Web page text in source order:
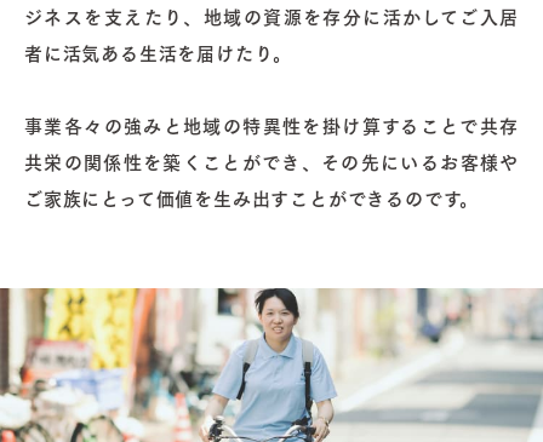
ジネスを支えたり、地域の資源を存分に活かしてご入居
者に活気ある生活を届けたり。
事業各々の強みと地域の特異性を掛け算することで共存
共栄の関係性を築くことができ、その先にいるお客様や
ご家族にとって価値を生み出すことができるのです。